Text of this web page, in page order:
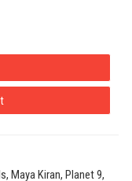
Maya Kiran, Planet 9,